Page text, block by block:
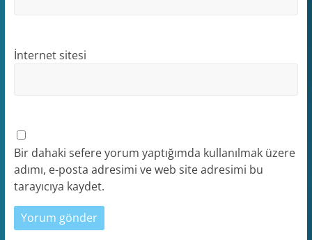
İnternet sitesi
Bir dahaki sefere yorum yaptığımda kullanılmak üzere
adımı, e-posta adresimi ve web site adresimi bu
tarayıcıya kaydet.